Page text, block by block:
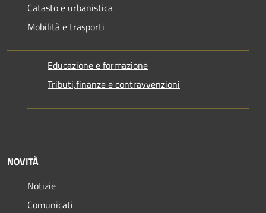
Catasto e urbanistica
Mobilità e trasporti
Educazione e formazione
Tributi,finanze e contravvenzioni
NOVITÀ
Notizie
Comunicati